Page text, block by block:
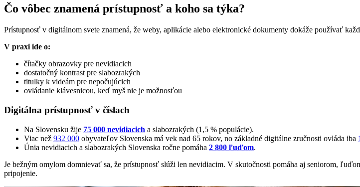
Čo vôbec znamená prístupnosť a koho sa týka?
Prístupnosť v digitálnom svete znamená, že weby, aplikácie alebo elektronické dokumenty dokáže používať
V praxi ide o:
čítačky obrazovky pre nevidiacich
dostatočný kontrast pre slabozrakých
titulky k videám pre nepočujúcich
ovládanie klávesnicou, keď myš nie je možnosťou
Digitálna prístupnosť v číslach
Na Slovensku žije 75 000 nevidiacich a slabozrakých (1,5 % populácie).
Viac než 932 000 obyvateľov Slovenska má vek nad 65 rokov, no základné digitálne zručnosti ovláda iba
Únia nevidiacich a slabozrakých Slovenska ročne pomáha 2 800 ľuďom.
Je bežným omylom domnievať sa, že prístupnosť slúži len nevidiacim. V skutočnosti pomáha aj seniorom,
pripojenie.